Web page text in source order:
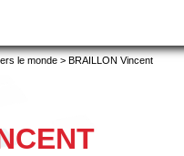
le monde > BRAILLON Vincent